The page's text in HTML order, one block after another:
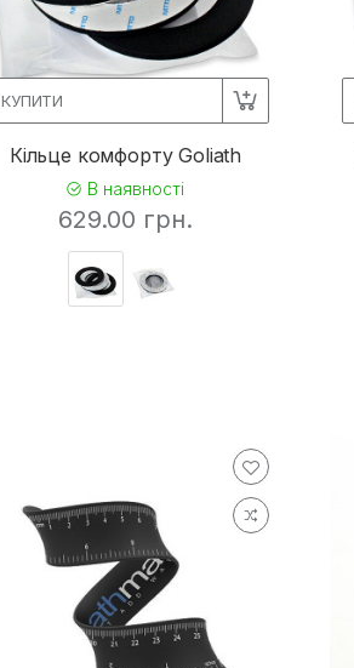
КУПИТИ
Кільце комфорту Goliath
В наявності
629.00 грн.